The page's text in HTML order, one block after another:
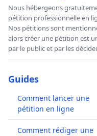
Nous hébergeons
pétition professionnelle en
Nos pétitions sont
alors créer une pétition est
par le public et par les
Guides
Comment lancer une
pétition en ligne
Comment rédiger une